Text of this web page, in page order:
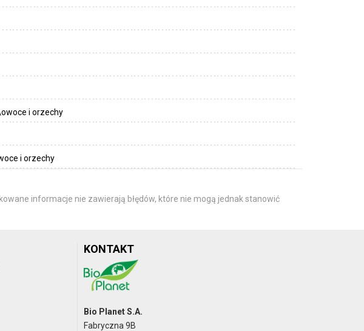
i orzechy
i orzechy
informacje nie zawierają błędów, które nie mogą jednak stanowić
KONTAKT
Bio Planet S.A.
Fabryczna 9B